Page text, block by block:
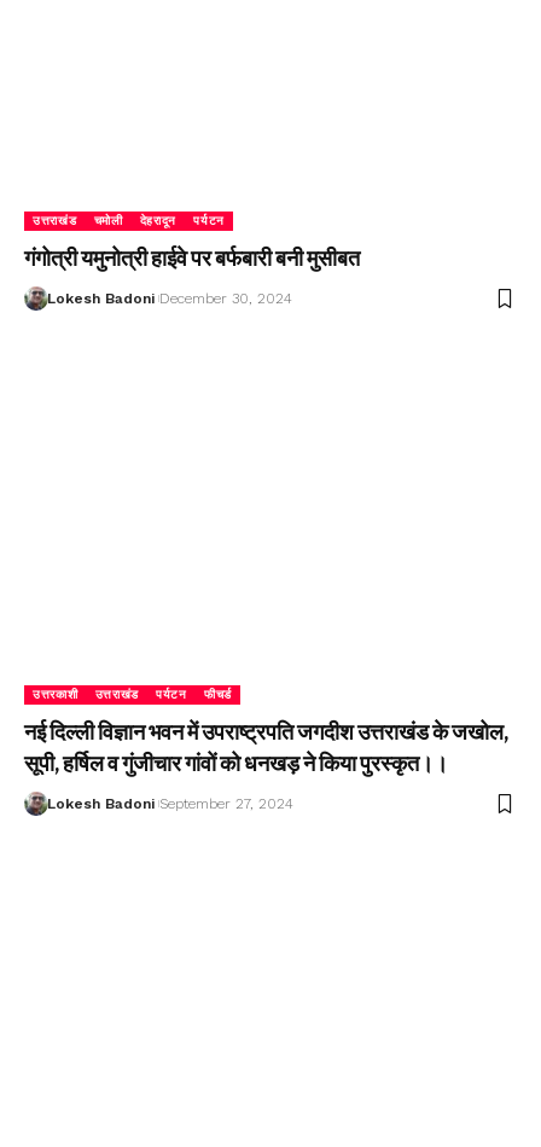
उत्तराखंड चमोली देहरादून पर्यटन
गंगोत्री यमुनोत्री हाईवे पर बर्फबारी बनी मुसीबत
Lokesh Badoni December 30, 2024
उत्तरकाशी उत्तराखंड पर्यटन फीचर्ड
नई दिल्ली विज्ञान भवन में उपराष्ट्रपति जगदीश उत्तराखंड के जखोल,
सूपी, हर्षिल व गुंजीचार गांवों को धनखड़ ने किया पुरस्कृत।।
Lokesh Badoni September 27, 2024